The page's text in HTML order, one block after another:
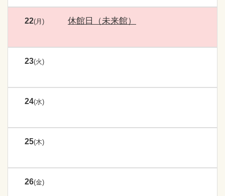
22(月) 休館日（未来館）
23(火)
24(水)
25(木)
26(金)